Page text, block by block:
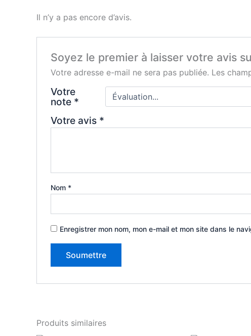
Il n’y a pas encore d’avis.
Soyez le premier à laisser votre avis
Votre adresse e-mail ne sera pas publiée. Les
Votre
note *
Votre avis *
Nom *
Enregistrer mon nom, mon e-mail et mon site dans le
Produits similaires